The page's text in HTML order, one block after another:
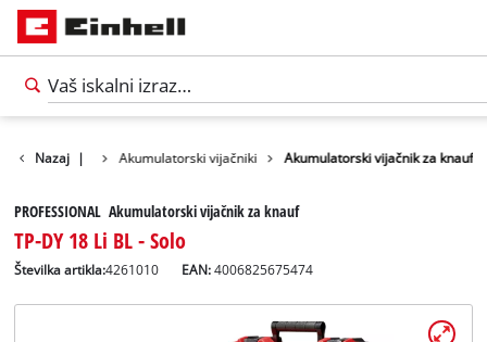
Nazaj |
Orodja Akumulatorski vijačniki Akumulatorski vijačnik za knauf
PROFESSIONAL Akumulatorski vijačnik za knauf
TP-DY 18 Li BL - Solo
Številka artikla:4261010 EAN:4006825675474